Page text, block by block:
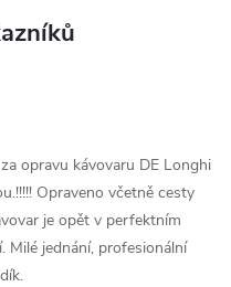
opravu kávovaru DE Longhi
Opraveno včetně cesty
je opět v perfektním
Milé jednání, profesionální